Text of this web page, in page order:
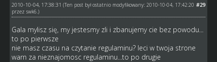
#29
2010-10-04, 17:38:31 (Ten post był ostatnio modyfikowany: 2010-10-04, 17:42:20
przez swk6 .)
Gala mylisz się, my jestesmy zli i zbanujemy cie bez powodu...
to po pierwsze
nie masz czasu na czytanie regulaminu? leci w twoja strone
warn za nieznajomosc regulaminu...to po drugie